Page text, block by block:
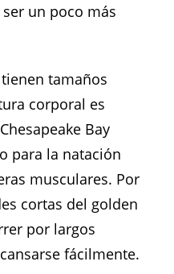
un poco más
tamaños
corporal es
Bay
para la natación
musculares. Por
cortas del golden
por largos
fácilmente.